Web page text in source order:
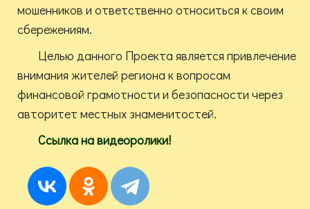
мошенников и ответственно относиться к своим
сбережениям.
Целью данного Проекта является привлечение
внимания жителей региона к вопросам
финансовой грамотности и безопасности через
авторитет местных знаменитостей.
Ссылка на видеоролики!